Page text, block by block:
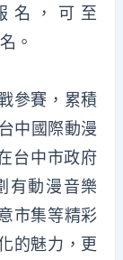
名，可至
。
參賽，累積
中國際動漫
台中市政府
有動漫音樂
市集等精彩
的魅力，更